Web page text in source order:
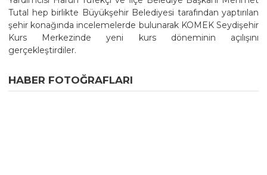
Tutal hep birlikte Büyükşehir Belediyesi tarafından yaptırılan
şehir konağında incelemelerde bulunarak KOMEK Seydişehir
Kurs Merkezinde yeni kurs döneminin açılışını
gerçekleştirdiler.
HABER FOTOĞRAFLARI